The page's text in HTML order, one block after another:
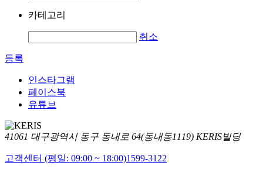
카테고리
취소
등록
인스타그램
페이스북
유튜브
41061 대구광역시 동구 동내로 64(동내동1119) KERIS빌딩
고객센터 (평일: 09:00 ~ 18:00)1599-3122